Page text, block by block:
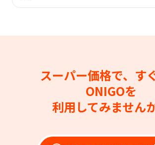
スーパー価格で、す
ONIGOを
利用してみません